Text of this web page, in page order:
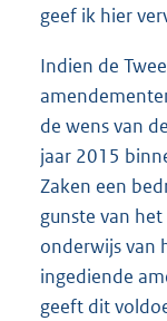
geef ik hier
Indien de
de wens van
jaar 2015
Zaken een
gunste van
onderwijs van
ingediende
geeft dit